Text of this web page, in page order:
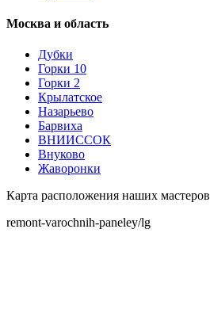
Москва и область
Дубки
Горки 10
Горки 2
Крылатское
Назарьево
Барвиха
ВНИИССОК
Внуково
Жаворонки
Карта расположения наших мастеров
remont-varochnih-paneley/lg